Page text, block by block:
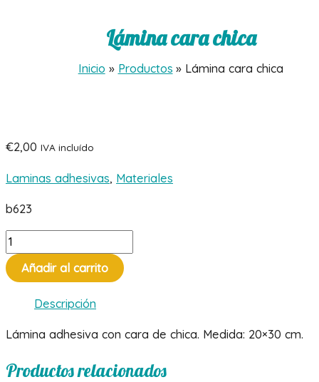
Lámina cara chica
Inicio Productos Lámina cara chica
€2,00 IVA incluído
Laminas adhesivas, Materiales
b623
Lámina
cara
chica
cantidad
Añadir al carrito
Descripción
Lámina adhesiva con cara de chica. Medida: 20×30 cm.
Productos relacionados